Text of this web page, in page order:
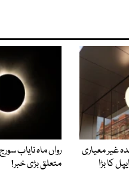
غیر معیاری
کا بڑا
رواں ماہ نایاب
متعلق بڑی خبر!